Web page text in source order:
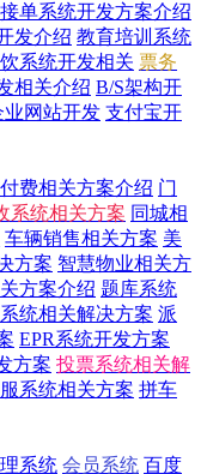
单系统开发方案介绍
发介绍 教育培训系统
系统开发相关 票务
相关介绍 B/S架构开
业网站开发 支付宝开
费相关方案介绍 门
系统相关方案 同城相
车辆销售相关方案 美
方案 智慧物业相关方
方案介绍 题库系统
统相关解决方案 派
EPR系统开发方案
方案 投票系统相关解
系统相关方案 拼车
系统 会员系统 百度